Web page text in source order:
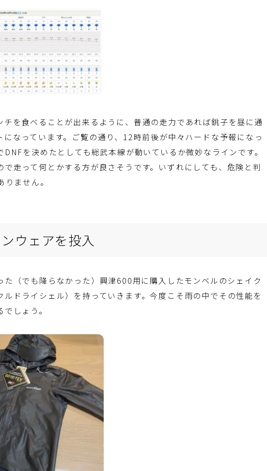
チを食べることが出来るように、普通の走力であれば銚子を昼に通
なっています。ご覧の通り、12時前後が中々ハードな予報になっ
を決めたとしても総武本線が動いているか微妙なラインです。
走って何とかする方が良さそうです。いずれにしても、危険と判
ません。
ウェアを投入
た（でも降らなかった）興津600用に購入したモンベルのシェイク
ルドライシェル）を持っていきます。今度こそ雨の中でその性能を
しょう。